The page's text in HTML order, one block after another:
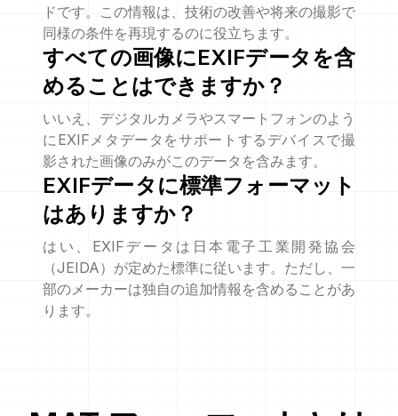
ドです。この情報は、技術の改善や将来の撮影で
同様の条件を再現するのに役立ちます。
すべての画像にEXIFデータを含
めることはできますか？
いいえ、デジタルカメラやスマートフォンのよう
にEXIFメタデータをサポートするデバイスで撮
影された画像のみがこのデータを含みます。
EXIFデータに標準フォーマット
はありますか？
はい、EXIFデータは日本電子工業開発協会
（JEIDA）が定めた標準に従います。ただし、一
部のメーカーは独自の追加情報を含めることがあ
ります。